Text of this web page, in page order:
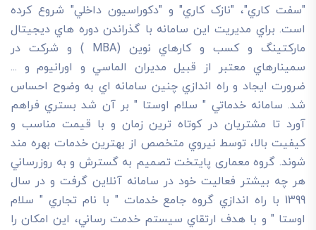
"سفت کاري"، "نازک کاري" و "دکوراسيون داخلي" شروع کرده
است. براي مديريت اين سامانه با گذراندن دوره هاي ديجيتال
مارکتينگ و کسب و کارهاي نوين (MBA ) و شرکت در
سمينارهاي معتبر از قبيل مديران الماسي و اورانيوم و ...
ضرورت ايجاد و راه اندازي چنين سامانه اي به وضوح احساس
شد. سامانه خدماتي " سلام اوستا " بر آن شد بستري فراهم
آورد تا مشتريان در کوتاه ترين زمان و با قيمت مناسب و
کيفيت بالا، توسط نيروي متخصص از بهترين خدمات بهره مند
شوند. گروه معماری پایتخت تصميم به گسترش و به روزرساني
هر چه بيشتر فعاليت خود در سامانه آنلاين گرفت و در سال
1399 با راه اندازي گروه جامع خدمات " با نام تجاري " سلام
اوستا " و با هدف ارتقاي سيستم خدمت رساني، اين امکان را